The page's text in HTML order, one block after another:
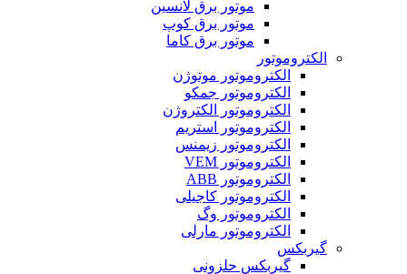
موتور برق لانسین
موتور برق کوپ
موتور برق کاما
الکتروموتور
الکتروموتور موتوژن
الکتروموتور جمکو
الکتروموتور الکتروژن
الکتروموتور استریم
الکتروموتور زیمنس
الکتروموتور VEM
الکتروموتور ABB
الکتروموتور کاجیلی
الکتروموتور وگ
الکتروموتور مارلی
گیربکس
گیربکس حلزونی